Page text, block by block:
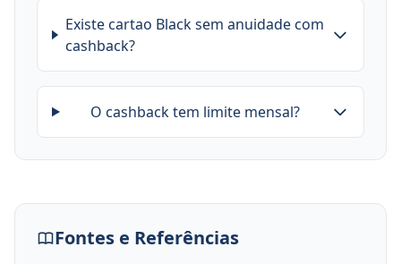
Existe cartao Black sem anuidade com
cashback?
O cashback tem limite mensal?
Fontes e Referências